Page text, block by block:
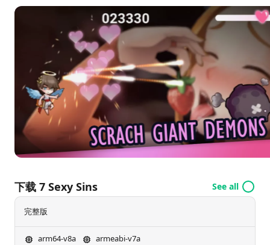
来新的挑战，天使努力完成他的天上任务，为玩家提供了
一段充满诱惑与危机的娱乐旅程。
下载 7 Sexy Sins See all
完整版
arm64-v8a armeabi-v7a